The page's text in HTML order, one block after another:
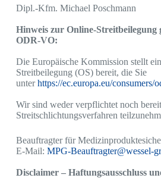
Dipl.-Kfm. Michael Poschmann
Hinweis zur Online-Streitbeilegung
ODR-VO:
Die Europäische Kommission stellt
Streitbeilegung (OS) bereit, die Sie
unterhttps://ec.europa.eu/consumers/
Wir sind weder verpflichtet noch
Streitschlichtungsverfahren
Beauftragter für
E-Mail: MPG-Beauftragter@wessel-
Disclaimer – Haftungsausschluss